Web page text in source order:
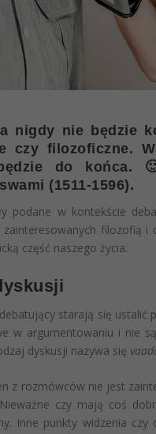
nigdy nie będzie
czy filozoficzne.
do
(1511-1596).
podane w kontekście
filozofią
część naszego życia.
starają się ustalić
w argumentowaniu i nie
dyskusji nazywa się
z rozmówców nie jest
czy mają coś
Inne punkty widzenia